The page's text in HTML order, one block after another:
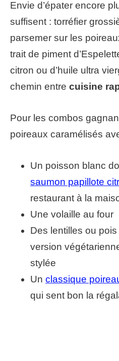
Envie d’épater encore
suffisent : torréfier
parsemer sur les
trait de piment
citron ou d’huile ultra
chemin entre cuisine
Pour les combos
poireaux caramélisés
Un poisson blanc
saumon papillote
restaurant à la
Une volaille au four
Des lentilles ou
version
stylée
Un classique
qui sent bon la